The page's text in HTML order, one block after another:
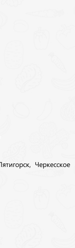
Черкесское